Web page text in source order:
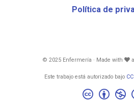
Política de
© 2025 Enfermería · Made with
Este trabajo está autorizado bajo